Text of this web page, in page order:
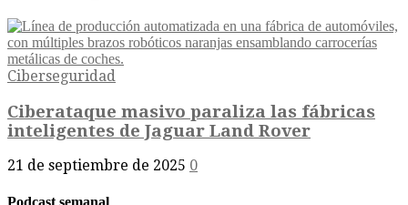
Ciberseguridad
Ciberataque masivo paraliza las fábricas
inteligentes de Jaguar Land Rover
21 de septiembre de 2025 0
Podcast semanal